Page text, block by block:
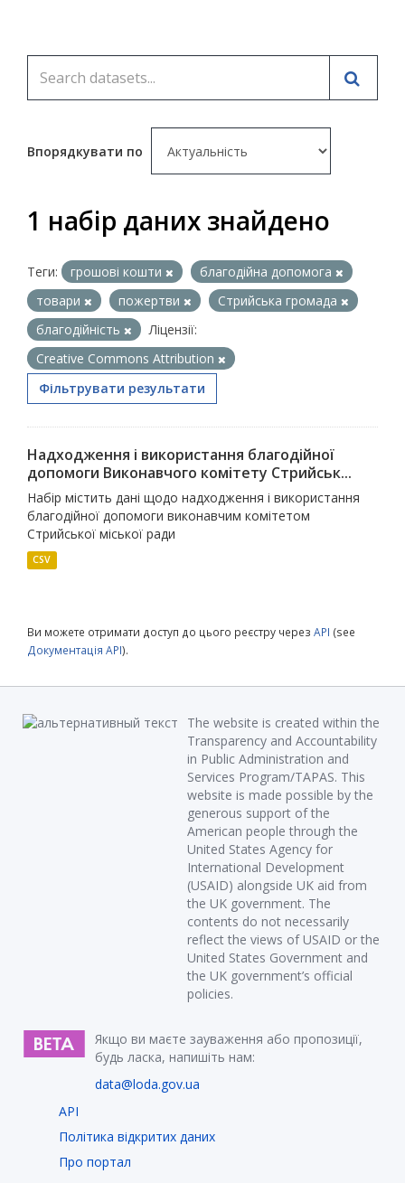
Впорядкувати по
1 набір даних знайдено
Теги: грошові кошти
благодійна допомога
товари
пожертви
Стрийська громада
благодійність
Ліцензії:
Creative Commons Attribution
Фільтрувати результати
Надходження і використання благодійної
допомоги Виконавчого комітету Стрийськ...
Набір містить дані щодо надходження і використання
благодійної допомоги виконавчим комітетом
Стрийської міської ради
CSV
Ви можете отримати доступ до цього реєстру через API (see
Документація API).
The website is created within the
Transparency and Accountability
in Public Administration and
Services Program/TAPAS. This
website is made possible by the
generous support of the
American people through the
United States Agency for
International Development
(USAID) alongside UK aid from
the UK government. The
contents do not necessarily
reflect the views of USAID or the
United States Government and
the UK government’s official
policies.
Якщо ви маєте зауваження або пропозиції,
будь ласка, напишіть нам:
data@loda.gov.ua
API
Політика відкритих даних
Про портал